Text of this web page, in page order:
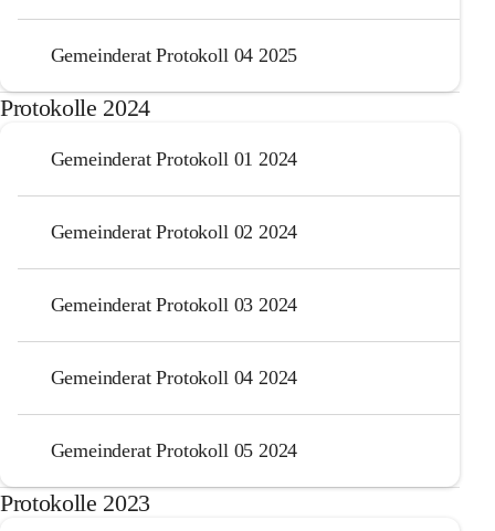
Gemeinderat Protokoll 04 2025
Protokolle 2024
Gemeinderat Protokoll 01 2024
Gemeinderat Protokoll 02 2024
Gemeinderat Protokoll 03 2024
Gemeinderat Protokoll 04 2024
Gemeinderat Protokoll 05 2024
Protokolle 2023